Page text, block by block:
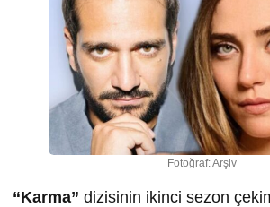
Fotoğraf: Arşiv
“Karma” dizisinin ikinci sezon